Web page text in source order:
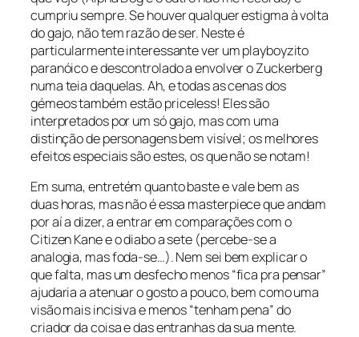
cumpriu sempre. Se houver qualquer estigma à volta
do gajo, não tem razão de ser. Neste é
particularmente interessante ver um playboyzito
paranóico e descontrolado a envolver o Zuckerberg
numa teia daquelas. Ah, e todas as cenas dos
gémeos também estãopriceless! Eles são
interpretados por um só gajo, mas com uma
distinção de personagens bem visível; os melhores
efeitos especiais são estes, os que não se notam!
Em suma, entretém quanto baste e vale bem as
duas horas, mas não é essa masterpieceque andam
por aí a dizer, a entrar em comparações com o
Citizen Kane e o diabo a sete (percebe-se a
analogia, mas foda-se…). Nem sei bem explicar o
que falta, mas um desfecho menos “fica pra pensar”
ajudaria a atenuar o gosto a pouco, bem como uma
visão mais incisiva e menos “tenham pena” do
criador da coisa e das entranhas da sua mente.